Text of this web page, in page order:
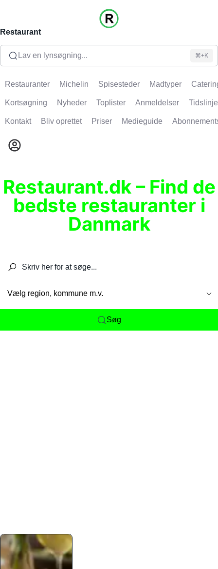
Restaurant
Lav en lynsøgning... ⌘+K
Restauranter Michelin Spisesteder Madtyper
Kortsøgning Nyheder Toplister Anmeldelser Tidslinje
Kontakt Bliv oprettet Priser Medieguide
Restaurant.dk – Find de
bedste restauranter i
Danmark
Vælg region, kommune m.v.
Søg